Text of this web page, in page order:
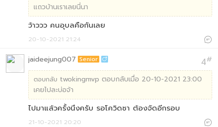
แถวบ้านเราเลยนี่นา
ว้าววว คนอุบลคือกันเลย

20-10-2021 21:24
4#
jaideejung007 Senior 
ตอบกลับ twokingmvp ตอบกลับเมื่อ 20-10-2021 23:00
เคยไปละบ่อจ้า
ไปมาแล้วครั้งนึงครับ รอโควิดซา ต้องจัดอีกรอบ

21-10-2021 20:20